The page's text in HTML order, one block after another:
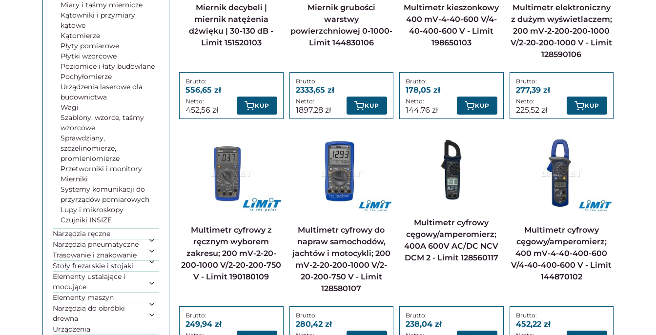
Miary i taśmy miernicze
Kątowniki i przymiary
kątowe
Kątomierze
Płyty pomiarowe
Płytki wzorcowe
Poziomice i łaty budowlane
Pochyłomierze
Urządzenia laserowe dla
budownictwa
Wagi
Szablony, wzorce, taśmy
wzorcowe
Sprawdziany,
szczelinomierze,
promieniomierze
Przetworniki i monitory
Mierniki
Systemy komunikacji do
przyrządów pomiarowych
Lupy i mikroskopy
Czujniki INSIZE
Narzędzia ręczne
Narzędzia pneumatyczne
Trasowanie i znakowanie
Stoły frezarskie i stojaki
Elementy ustalające i
mocujące
Elementy maszyn
Narzędzia do obróbki
drewna
Urządzenia
Miernik decybeli |
miernik natężenia
dźwięku | 30-130 dB -
Limit 151520103
556,65
452,56 KUP
Miernik grubości
warstwy
powierzchniowej 0-1000-
Limit 144830106
2333,65
1897,28 KUP
Multimetr kieszonkowy
400 mV-4-40-600 V/4-
40-400-600 V - Limit
198650103
178,05
144,76 KUP
Multimetr elektroniczny
z dużym wyświetlaczem;
200 mV-2-200-200-1000
V/2-20-200-1000 V - Limit
128590106
277,39
225,52 KUP
Multimetr cyfrowy z
ręcznym wyborem
zakresu; 200 mV-2-20-
200-1000 V/2-20-200-750
V - Limit 190180109
249,94
Multimetr cyfrowy do
napraw samochodów,
jachtów i motocykli; 200
mV-2-20-200-1000 V/2-
20-200-750 V - Limit
128580107
280,42
Multimetr cyfrowy
cęgowy/amperomierz;
400A 600V AC/DC NCV
DCM 2 - Limit 128560117
238,04
Multimetr cyfrowy
cęgowy/amperomierz;
400 mV-4-40-400-600
V/4-40-400-600 V - Limit
144870102
452,22